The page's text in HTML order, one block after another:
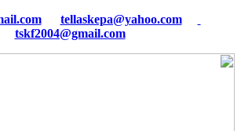
tellaskepa@yahoo.com
tskf2004@gmail.com